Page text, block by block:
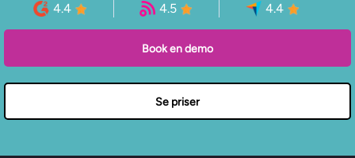
4.4 4.5 4.4
Book en demo
Se priser